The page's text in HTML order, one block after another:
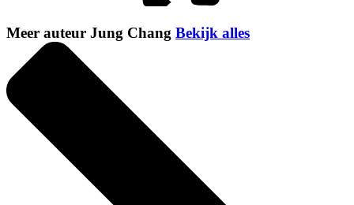
Meer auteur Jung Chang Bekijk alles